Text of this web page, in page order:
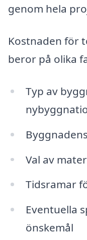
genom hela
Kostnaden för
beror på olika
Typ av
Val av
Tidsramar
Eventuella
önskemål